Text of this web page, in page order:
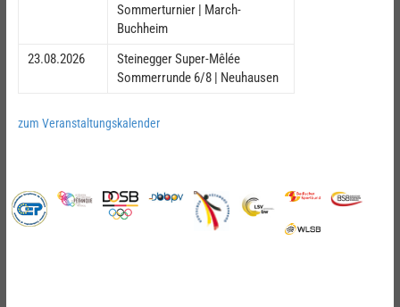
Sommerturnier | March-
Buchheim
23.08.2026
Steinegger Super-Mêlée
Sommerrunde 6/8 | Neuhausen
zum Veranstaltungskalender